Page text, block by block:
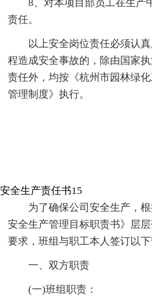
8、对本项目部员工在生产
责任。
以上安全岗位责任必须认
程造成安全事故的，除由国家
责任外，均按《杭州市园林绿
管理制度》执行。
安全生产责任书15
为了确保公司安全生产，
安全生产管理目标职责书》层
要求，班组与职工本人签订以下
一、双方职责
(一)班组职责：